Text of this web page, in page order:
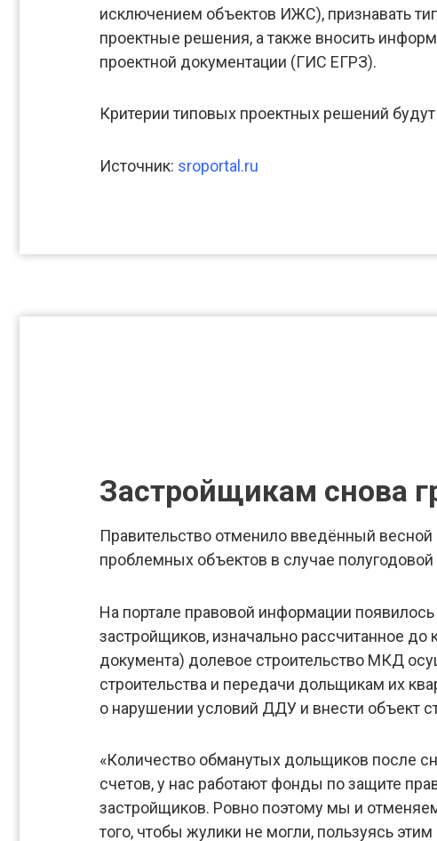
исключением объектов ИЖС), признавать
проектные решения, а также вносить
проектной документации (ГИС ЕГРЗ).
Критерии типовых проектных решений
Источник: sroportal.ru
Застройщикам снова
Правительство отменило введённый
проблемных объектов в случае
На портале правовой информации
застройщиков, изначально рассчитанное
документа) долевое строительство МКД
строительства и передачи дольщикам их
о нарушении условий ДДУ и внести объект
«Количество обманутых дольщиков после
счетов, у нас работают фонды по защите
застройщиков. Ровно поэтому мы и
того, чтобы жулики не могли, пользуясь